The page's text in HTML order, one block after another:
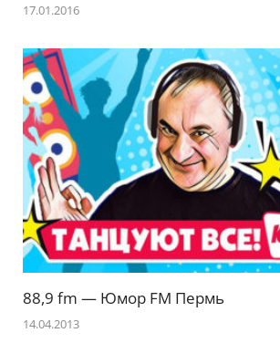
17.01.2016
88,9 fm — Юмор FM Пермь
14.04.2013